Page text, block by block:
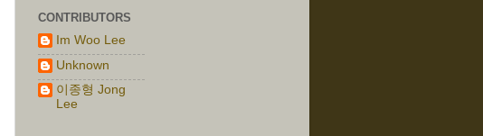
CONTRIBUTORS
Im Woo Lee
Unknown
이종형 Jong
Lee